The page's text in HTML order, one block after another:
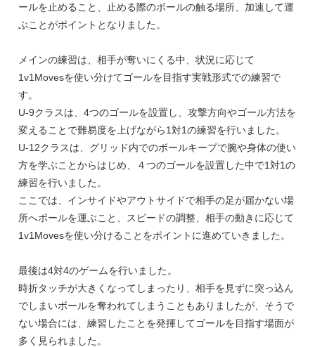
ールを止めること、止める際のボールの触る場所、加速して運
ぶことがポイントとなりました。
メインの練習は、相手が奪いにくる中、状況に応じて
1v1Movesを使い分けてゴールを目指す実戦形式での練習で
す。
U-9クラスは、4つのゴールを設置し、攻撃方向やゴール方法を
変えることで難易度を上げながら1対1の練習を行いました。
U-12クラスは、グリッド内でのボールキープで腕や身体の使い
方を学ぶことからはじめ、４つのゴールを設置した中で1対1の
練習を行いました。
ここでは、インサイドやアウトサイドで相手の足が届かない場
所へボールを運ぶこと、スピードの調整、相手の動きに応じて
1v1Movesを使い分けることをポイントに進めていきました。
最後は4対4のゲームを行いました。
時折タッチが大きくなってしまったり、相手を見ずに突っ込ん
でしまいボールを奪われてしまうこともありましたが、そうで
ない場合には、練習したことを発揮してゴールを目指す場面が
多く見られました。